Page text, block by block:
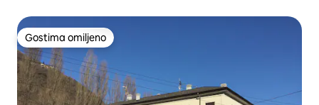
Gostima omiljeno
Gostima omiljeno